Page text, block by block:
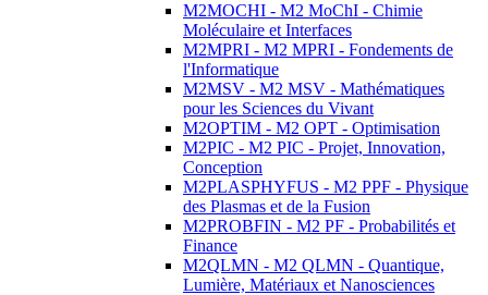
M2MOCHI - M2 MoChI - Chimie
Moléculaire et Interfaces
M2MPRI - M2 MPRI - Fondements de
l'Informatique
M2MSV - M2 MSV - Mathématiques
pour les Sciences du Vivant
M2OPTIM - M2 OPT - Optimisation
M2PIC - M2 PIC - Projet, Innovation,
Conception
M2PLASPHYFUS - M2 PPF - Physique
des Plasmas et de la Fusion
M2PROBFIN - M2 PF - Probabilités et
Finance
M2QLMN - M2 QLMN - Quantique,
Lumière, Matériaux et Nanosciences